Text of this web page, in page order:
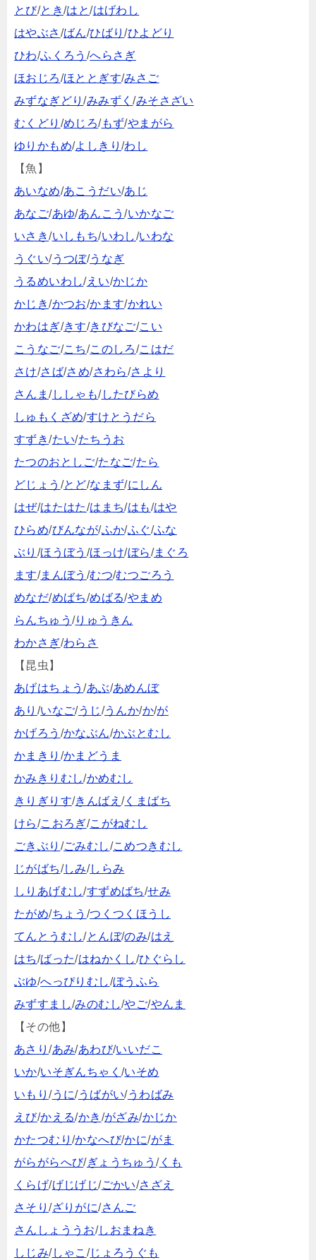
とび/とき/はと/はげわし
はやぶさ /ばん/ひばり/ひよどり
ひわ/ふくろう /へらさぎ
ほおじろ/ほととぎす/みさご
みずなぎどり/みみずく/みそさざい
むくどり /めじろ/もず/やまがら
ゆりかもめ/よしきり/わし
【魚】
あいなめ/あこうだい/あじ
あなご/あゆ/あんこう/いかなご
いさき/いしもち/いわし/いわな
うぐい/うつぼ/うなぎ
うるめいわし/えい/かじか
かじき/かつお/かます/かれい
かわはぎ/きす/きびなご/こい
こうなご/こち/このしろ/こはだ
さけ/さば/さめ/さわら/さより
さんま/ししゃも/したびらめ
しゅもくざめ/すけとうだら
すずき/たい/たちうお
たつのおとしご/たなご/たら
どじょう /とど/なまず/にしん
はぜ/はたはた/はまち/はも/はや
ひらめ/びんなが/ふか/ふぐ/ふな
ぶり /ほうぼう /ほっけ/ぼら/まぐろ
ます/まんぼう /むつ/むつごろう
めなだ/めばち/めばる/やまめ
らんちゅう /りゅうきん
わかさぎ/わらさ
【昆虫】
あげはちょう/あぶ/あめんぼ
あり /いなご/うじ/うんか/か/が
かげろう /かなぶん/かぶとむし
かまきり /かまどうま
かみきりむし/かめむし
きりぎりす/きんばえ/くまばち
けら/こおろぎ/こがねむし
ごきぶり /ごみむし/こめつきむし
じがばち/しみ/しらみ
しりあげむし/すずめばち/せみ
たがめ/ちょう /つくつくほうし
てんとうむし/とんぼ/のみ/はえ
はち/ばった/はねかくし/ひぐらし
ぶゆ/へっぴりむし/ぼうふら
みずすまし/みのむし/やご/やんま
【その他】
あさり/あみ/あわび/いいだこ
いか/いそぎんちゃく/いそめ
いもり/うに/うばがい/うわばみ
えび/かえる/かき /がざみ/かじか
かたつむり /かなへび/かに/がま
がらがらへび/ぎょうちゅう/くも
くらげ/げじげじ/ごかい/さざえ
さそり/ざりがに/さんご
さんしょううお/しおまねき
しじみ/しゃこ /じょろうぐも